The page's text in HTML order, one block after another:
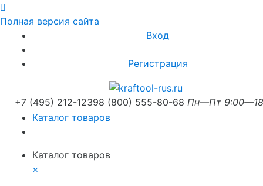
Полная версия сайта
Вход
Регистрация
+7 (495) 212-12398 (800) 555-80-68 Пн—Пт
Каталог товаров
Каталог товаров
×